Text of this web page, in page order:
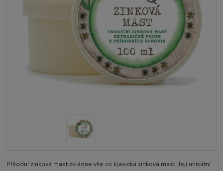
Přírodní zinková mast zvládne vše co klasická zinková mast. Její unikátní